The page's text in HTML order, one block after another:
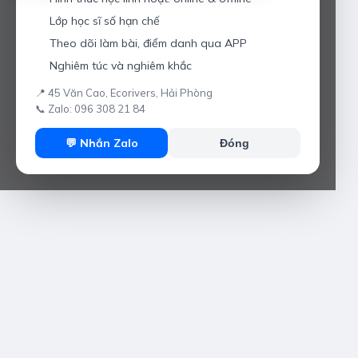
Lớp học sĩ số hạn chế
Theo dõi làm bài, điểm danh qua APP
Nghiêm túc và nghiêm khắc
📍 45 Văn Cao, Ecorivers, Hải Phòng
📞 Zalo: 096 308 21 84
💬 Nhắn Zalo Đóng